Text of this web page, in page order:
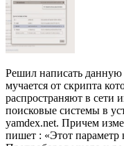
Решил написать
мучается от скрипта
распространяют в сети
поисковые системы в
yamdex.net. Причем
пишет : «Этот параметр